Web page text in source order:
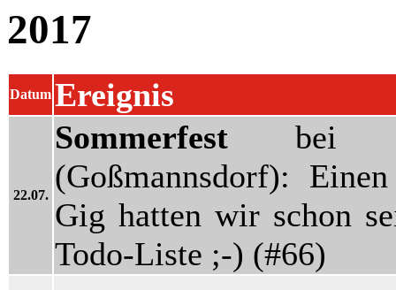
2017
Datum Ereignis
22.07.
Sommerfest bei
(Goßmannsdorf):
Gig hatten wir schon
Todo-Liste ;-) (#66)